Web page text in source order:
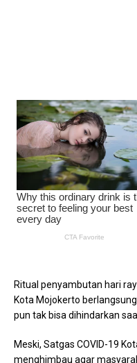
Ritual penyambutan hari
Kota Mojokerto
pun tak bisa dihindarkan
Meski, Satgas COVID-19
menghimbau agar